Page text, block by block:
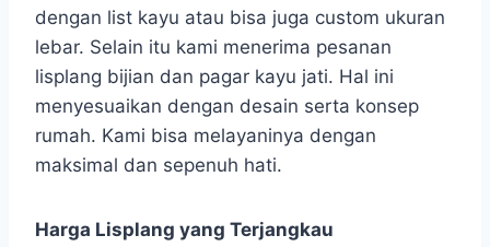
dengan list kayu atau bisa juga custom ukuran
lebar. Selain itu kami menerima pesanan
lisplang bijian dan pagar kayu jati. Hal ini
menyesuaikan dengan desain serta konsep
rumah. Kami bisa melayaninya dengan
maksimal dan sepenuh hati.
Harga Lisplang yang Terjangkau